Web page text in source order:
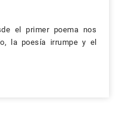
el primer poema nos
la poesía irrumpe y el